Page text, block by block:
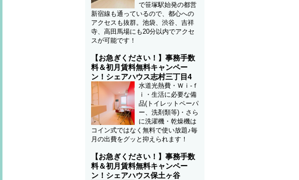
で笹塚駅始発の都営
新宿線も通っているので、都心への
アクセスも抜群。池袋、渋谷、吉祥
寺、高田馬場にも20分以内でアクセ
スが可能です！
【お急ぎください！】事務手数
料＆初月賃料無料キャンペー
ン！シェアハウス志村三丁目4
水道光熱費・Ｗｉ-ｆ
ｉ・生活に必要な備
品(トイレットペーパ
ー、洗剤類等)・さら
に洗濯機・乾燥機は
コイン式ではなく無料で使い放題♪毎
月の出費をグッと抑えられます！
【お急ぎください！】事務手数
料＆初月賃料無料キャンペー
ン！シェアハウス保土ヶ谷